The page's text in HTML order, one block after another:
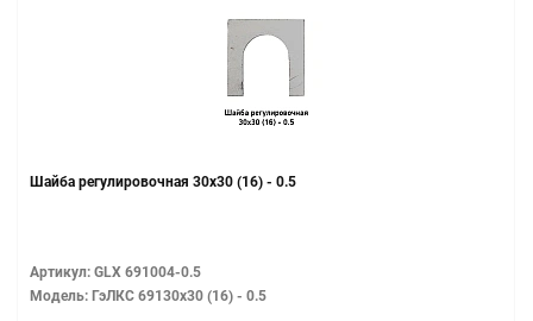
Шайба регулировочная 30х30 (16) - 0.5
Артикул: GLX 691004-0.5
Модель: ГэЛКС 69130х30 (16) - 0.5